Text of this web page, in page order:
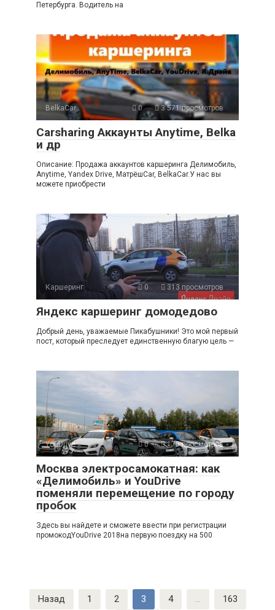
Петербурга. Водитель на
BelkaCar 0 3 571 просмотров
Carsharing Аккаунты Anytime, Belka
и др
Описание: Продажа аккаунтов каршеринга Делимобиль,
Anytime, Yandex Drive, МатрёшCar, BelkaCar.У нас вы
можете приобрести
Каршеринг 0 313 просмотров
Яндекс каршеринг домодедово
Добрый день, уважаемые Пикабушники! Это мой первый
пост, который преследует единственную благую цель —
YouDrive 0 175 просмотров
Москва электросамокатная: как
«Делимобиль» и YouDrive
поменяли перемещение по городу
пробок
Здесь вы найдете и сможете ввести при регистрации
промокодYouDrive 2018на первую поездку на 500
Пагинация
записей
Назад 1 2 3 4 … 163